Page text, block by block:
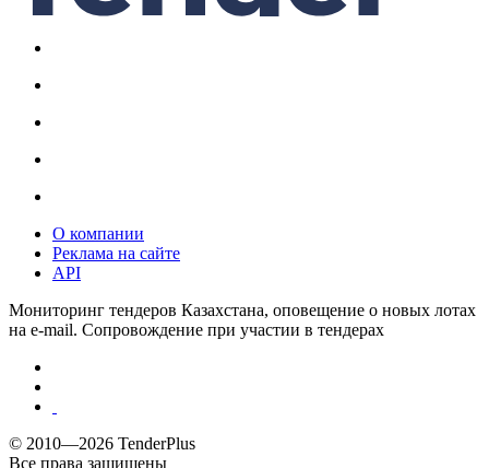
О компании
Реклама на сайте
API
Мониторинг тендеров Казахстана, оповещение о новых лотах
на e-mail. Сопровождение при участии в тендерах
© 2010—2026 TenderPlus
Все права защищены